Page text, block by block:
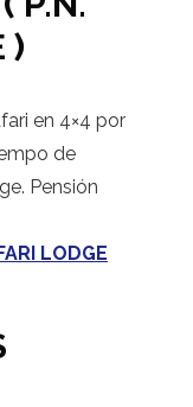
)
en 4×4 por
de
Pensión
LODGE